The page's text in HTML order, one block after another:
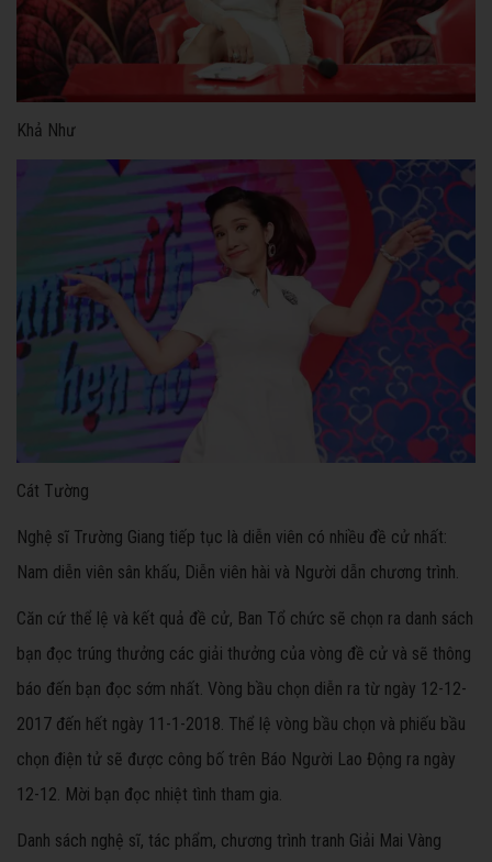
Khả Như
Cát Tường
Nghệ sĩ Trường Giang tiếp tục là diễn viên có nhiều đề cử nhất:
Nam diễn viên sân khấu, Diễn viên hài và Người dẫn chương trình.
Căn cứ thể lệ và kết quả đề cử, Ban Tổ chức sẽ chọn ra danh sách
bạn đọc trúng thưởng các giải thưởng của vòng đề cử và sẽ thông
báo đến bạn đọc sớm nhất. Vòng bầu chọn diễn ra từ ngày 12-12-
2017 đến hết ngày 11-1-2018. Thể lệ vòng bầu chọn và phiếu bầu
chọn điện tử sẽ được công bố trên Báo Người Lao Động ra ngày
12-12. Mời bạn đọc nhiệt tình tham gia.
Danh sách nghệ sĩ, tác phẩm, chương trình tranh Giải Mai Vàng